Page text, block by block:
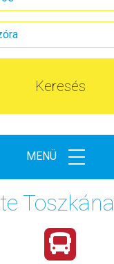
Keresés
MENÜ
Toszkána